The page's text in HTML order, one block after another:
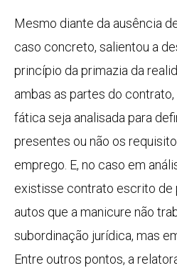
Mesmo diante da ausência
caso concreto, salientou a
princípio da primazia da
ambas as partes do
fática seja analisada para
presentes ou não os
emprego. E, no caso em
existisse contrato escrito de
autos que a manicure não
subordinação jurídica, mas
Entre outros pontos, a